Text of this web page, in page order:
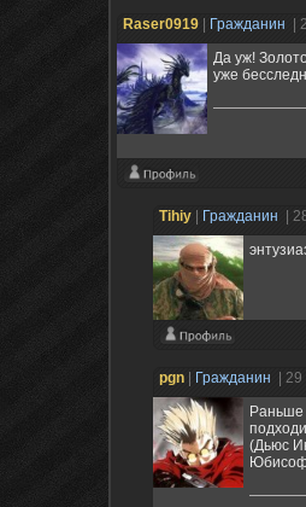
Raser0919 Гражданин
|
Да уж!
уже
Tihiy Гражданин
|
pgn Гражданин
|
Раньше
(Дьюс